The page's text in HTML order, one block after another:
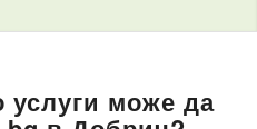
услуги може да